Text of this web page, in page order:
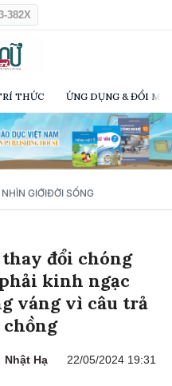
382X
THỨC ỨNG DỤNG & ĐỔI
GIỚIĐỜI SỐNG
đổi chóng
kinh ngạc
váng vì câu trả
Nhật Hạ 22/05/2024 19:31